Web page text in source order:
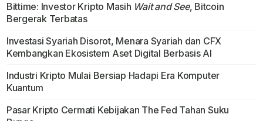
Bittime: Investor Kripto Masih Wait and See, Bitcoin
Bergerak Terbatas
Investasi Syariah Disorot, Menara Syariah dan CFX
Kembangkan Ekosistem Aset Digital Berbasis AI
Industri Kripto Mulai Bersiap Hadapi Era Komputer
Kuantum
Pasar Kripto Cermati Kebijakan The Fed Tahan Suku